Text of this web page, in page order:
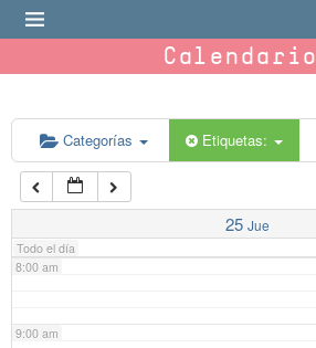
Calendario
Categorías Etiquetas:
25 Jue
Todo el día
6:00 am
7:00 am
8:00 am
9:00 am